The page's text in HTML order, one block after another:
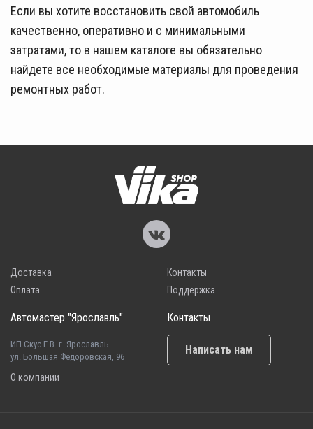
Если вы хотите восстановить свой автомобиль
качественно, оперативно и с минимальными
затратами, то в нашем каталоге вы обязательно
найдете все необходимые материалы для проведения
ремонтных работ.
Доставка
Оплата
Контакты
Поддержка
Автомастер "Ярославль"
ИП Скус Е.В. г. Ярославль
ул. Большая Федоровская, 96
О компании
Контакты
Написать нам